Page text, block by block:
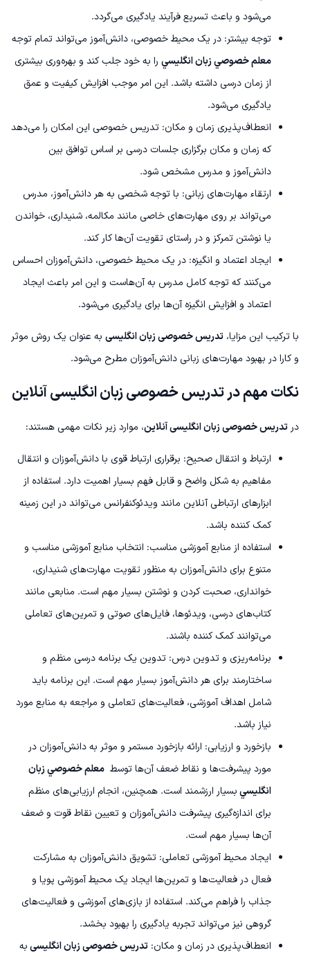
می‌شود و باعث تسریع فرآیند یادگیری می‌گردد.
توجه بیشتر: در یک محیط خصوصی، دانش‌آموز می‌تواند تمام توجه
معلم خصوصي زبان انگليسي را به خود جلب کند و بهره‌وری بیشتری
از زمان درسی داشته باشد. این امر موجب افزایش کیفیت و عمق
یادگیری می‌شود.
انعطاف‌پذیری زمان و مکان: تدریس خصوصی این امکان را می‌دهد
که زمان و مکان برگزاری جلسات درسی بر اساس توافق بین
دانش‌آموز و مدرس مشخص شود.
ارتقاء مهارت‌های زبانی: با توجه شخصی به هر دانش‌آموز، مدرس
می‌تواند بر روی مهارت‌های خاصی مانند مکالمه، شنیداری، خواندن
یا نوشتن تمرکز و در راستای تقویت آن‌ها کار کند.
ایجاد اعتماد و انگیزه: در یک محیط خصوصی، دانش‌آموزان احساس
می‌کنند که توجه کامل مدرس به آن‌هاست و این امر باعث ایجاد
اعتماد و افزایش انگیزه آن‌ها برای یادگیری می‌شود.
با ترکیب این مزایا، تدریس خصوصی زبان انگلیسی به عنوان یک روش موثر
و کارا در بهبود مهارت‌های زبانی دانش‌آموزان مطرح می‌شود.
نکات مهم در تدریس خصوصی زبان انگلیسی آنلاین
در تدریس خصوصی زبان انگلیسی آنلاین، موارد زیر نکات مهمی هستند:
ارتباط و انتقال صحیح: برقراری ارتباط قوی با دانش‌آموزان و انتقال
مفاهیم به شکل واضح و قابل فهم بسیار اهمیت دارد. استفاده از
ابزارهای ارتباطی آنلاین مانند ویدئوکنفرانس می‌تواند در این زمینه
کمک کننده باشد.
استفاده از منابع آموزشی مناسب: انتخاب منابع آموزشی مناسب و
متنوع برای دانش‌آموزان به منظور تقویت مهارت‌های شنیداری،
خوانداری، صحبت کردن و نوشتن بسیار مهم است. منابعی مانند
کتاب‌های درسی، ویدئوها، فایل‌های صوتی و تمرین‌های تعاملی
می‌توانند کمک کننده باشند.
برنامه‌ریزی و تدوین درس: تدوین یک برنامه درسی منظم و
ساختارمند برای هر دانش‌آموز بسیار مهم است. این برنامه باید
شامل اهداف آموزشی، فعالیت‌های تعاملی و مراجعه به منابع مورد
نیاز باشد.
بازخورد و ارزیابی: ارائه بازخورد مستمر و موثر به دانش‌آموزان در
مورد پیشرفت‌ها و نقاط ضعف آن‌ها توسط معلم خصوصي زبان
انگليسيبسیار ارزشمند است. همچنین، انجام ارزیابی‌های منظم
برای اندازه‌گیری پیشرفت دانش‌آموزان و تعیین نقاط قوت و ضعف
آن‌ها بسیار مهم است.
ایجاد محیط آموزشی تعاملی: تشویق دانش‌آموزان به مشارکت
فعال در فعالیت‌ها و تمرین‌ها ایجاد یک محیط آموزشی پویا و
جذاب را فراهم می‌کند. استفاده از بازی‌های آموزشی و فعالیت‌های
گروهی نیز می‌تواند تجربه یادگیری را بهبود بخشد.
انعطاف‌پذیری در زمان و مکان: تدریس خصوصی زبان انگلیسیبه